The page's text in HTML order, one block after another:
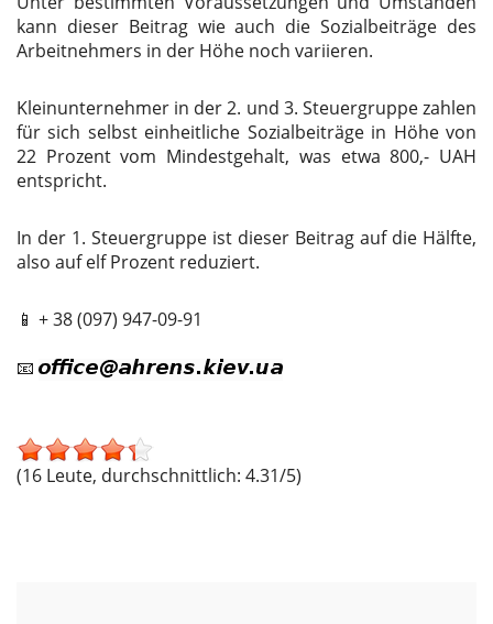
kann dieser Beitrag wie auch die Sozialbeiträge des
Arbeitnehmers in der Höhe noch variieren.
Kleinunternehmer in der 2. und 3. Steuergruppe zahlen
für sich selbst einheitliche Sozialbeiträge in Höhe von
22 Prozent vom Mindestgehalt, was etwa 800,- UAH
entspricht.
In der 1. Steuergruppe ist dieser Beitrag auf die Hälfte,
also auf elf Prozent reduziert.
📱 + 38 (097) 947-09-91
📧
(16 Leute, durchschnittlich: 4.31/5)